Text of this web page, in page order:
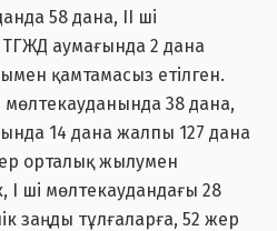
58 дана, ІІ ші
аумағында 2 дана
қамтамасыз етілген.
38 дана,
14 дана жалпы 127 дана
орталық жылумен
І ші мөлтекаудандағы 28
заңды тұлғаларға, 52 жер